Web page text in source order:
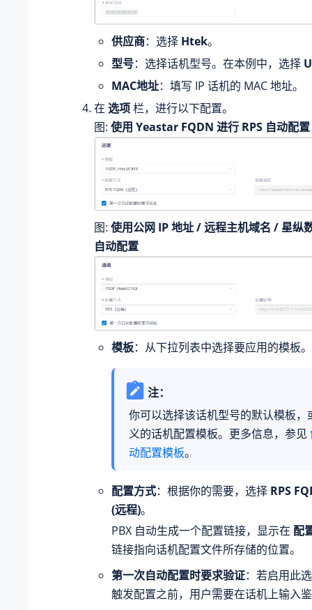
供应商：选择 Htek。
型号：选择话机型号。在本例中，选择
MAC地址：填写 IP 话机的 MAC 地址。
在 选项栏，进行以下配置。
图 使用 Yeastar FQDN 进行 RPS 自动配置
图 使用公网 IP 地址 / 远程主机域名 / 星纵
自动配置
模板：从下拉列表中选择要应用的模板。
注：
你可以选择该话机型号的默认模板，
义的话机配置模板。更多信息，参见
动配置模板。
配置方式：根据你的需要，选择 RPS
(远程)。
PBX 自动生成一个配置链接，显示在 配
链接指向话机配置文件所存储的位置。
第一次自动配置时要求验证：若启用此
触发配置之前，用户需要在话机上输入